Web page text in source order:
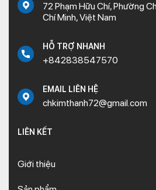
72 Phạm Hữu Chí, Phường
Chí Minh, Việt Nam
HỖ TRỢ NHANH
+842838547570
EMAIL LIÊN HỆ
chkimthanh72@gmail.com
LIÊN KẾT
Giới thiệu